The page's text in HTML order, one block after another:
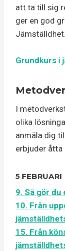
att ta till sig
ger en god
Jämställdhet.
Grundkurs i
I
olika
anmäla dig
erbjuder åtta
5 FEBRUARI
9. Så gör
10. Från
15. Från